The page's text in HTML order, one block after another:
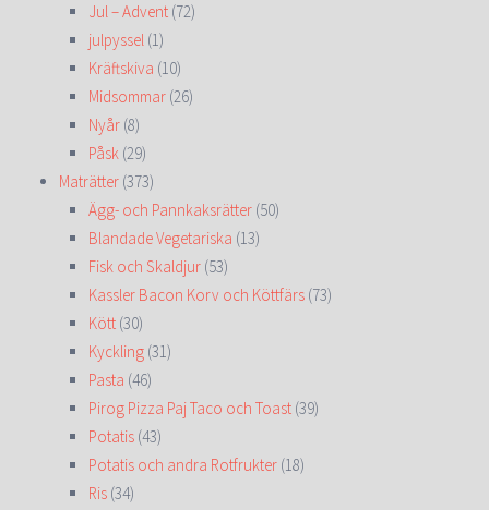
Jul – Advent (72)
julpyssel (1)
Kräftskiva (10)
Midsommar (26)
Nyår (8)
Påsk (29)
Maträtter (373)
Ägg- och Pannkaksrätter (50)
Blandade Vegetariska (13)
Fisk och Skaldjur (53)
Kassler Bacon Korv och Köttfärs (73)
Kött (30)
Kyckling (31)
Pasta (46)
Pirog Pizza Paj Taco och Toast (39)
Potatis (43)
Potatis och andra Rotfrukter (18)
Ris (34)